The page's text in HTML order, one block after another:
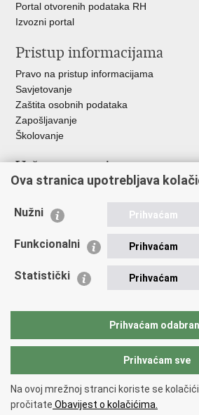
Portal otvorenih podataka RH
Izvozni portal
Pristup informacijama
Pravo na pristup informacijama
Savjetovanje
Zaštita osobnih podataka
Zapošljavanje
Školovanje
Važne poveznice
Ministarstvo unutarnjih poslova
Udruge
Policijska akademija
Zaklada policijske solidarnosti
Vučetić"
Copyright © 2026 Policijska uprava karlovačka.
pristupačnosti.
Ova stranica upotrebljava
Nužni Prihvaćam
Funkcionalni Prihvaćam
Statistički Prihvaćam
Prihvaćam
Prihvaćam sve
Na ovoj mrežnoj stranci koriste se
pročitate Obavijest o kolačićima.